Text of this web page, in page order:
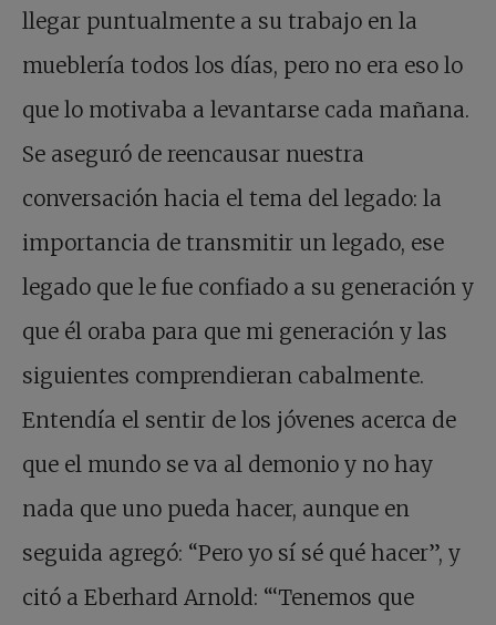
llegar puntualmente a su trabajo en la
mueblería todos los días, pero no era eso lo
que lo motivaba a levantarse cada mañana.
Se aseguró de reencausar nuestra
conversación hacia el tema del legado: la
importancia de transmitir un legado, ese
legado que le fue confiado a su generación y
que él oraba para que mi generación y las
siguientes comprendieran cabalmente.
Entendía el sentir de los jóvenes acerca de
que el mundo se va al demonio y no hay
nada que uno pueda hacer, aunque en
seguida agregó: “Pero yo sí sé qué hacer”, y
citó a Eberhard Arnold: “‘Tenemos que